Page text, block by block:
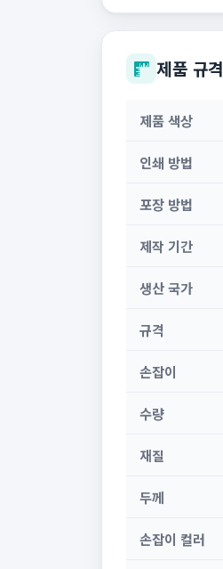
제품 규격
제품 색상
인쇄 방법
포장 방법
제작 기간
생산 국가
규격
손잡이
수량
재질
두께
손잡이 컬러